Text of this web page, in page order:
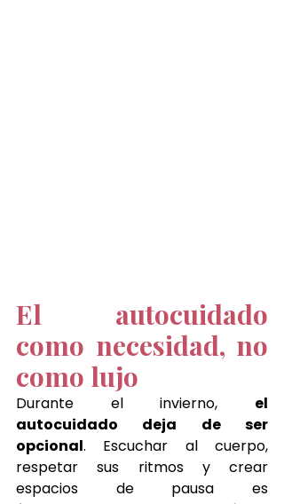
El autocuidado
como necesidad, no
como lujo
Durante el invierno, el
autocuidado deja de ser
opcional. Escuchar al cuerpo,
respetar sus ritmos y crear